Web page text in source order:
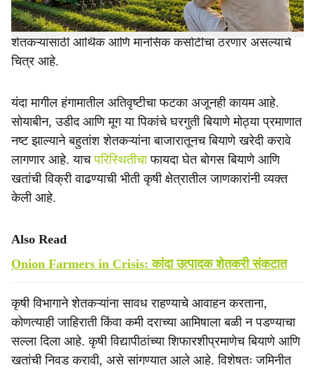
आर्थिक लूट करण्याची तयारी व्यापाऱ्यांकडून सुरू झाल्याची चर्चा
ग्रामीण भागात रंगू लागली आहे. त्यामुळे यंदाचा खरीप हंगाम
शेतकऱ्यांसाठी आर्थिक आणि मानसिक कसोटीचा ठरणार असल्याचे
चित्र आहे.
यंदा मागील हंगामातील अतिवृष्टीचा फटका अजूनही कायम आहे.
सोयाबीन, उडीद आणि मूग या पिकांचे घरगुती बियाणे मोठ्या प्रमाणात
नष्ट झाल्याने बहुतांश शेतकऱ्यांना बाजारातूनच बियाणे खरेदी करावे
लागणार आहे. याचपरिस्थितीचाफायदा घेत बोगस बियाणे आणि
खतांची विक्री वाढण्याची भीती कृषी क्षेत्रातील जाणकारांनी व्यक्त
केली आहे.
Also Read
Onion Farmers in Crisis: कांदा उत्पादक शेतकरी संकटात
कृषी विभागाने शेतकऱ्यांना सावध राहण्याचे आवाहन करताना,
कोणत्याही जाहिराती किंवा कमी दराच्या आमिषाला बळी न पडण्याचा
सल्ला दिला आहे. कृषी विद्यापीठांच्या शिफारशीप्रमाणेच बियाणे आणि
खतांची निवड करावी, असे सांगण्यात आले आहे. विशेषतः जमिनीत